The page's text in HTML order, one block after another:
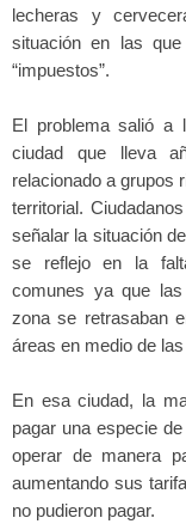
lecheras y
situación en las
“impuestos”.
El problema salió a
ciudad que lleva
relacionado a grupos
territorial.
señalar la situación
se reflejo en la
comunes ya que
zona se retrasaban
áreas en medio de
En esa ciudad, la
pagar una especie
operar de manera
aumentando sus
no pudieron pagar.